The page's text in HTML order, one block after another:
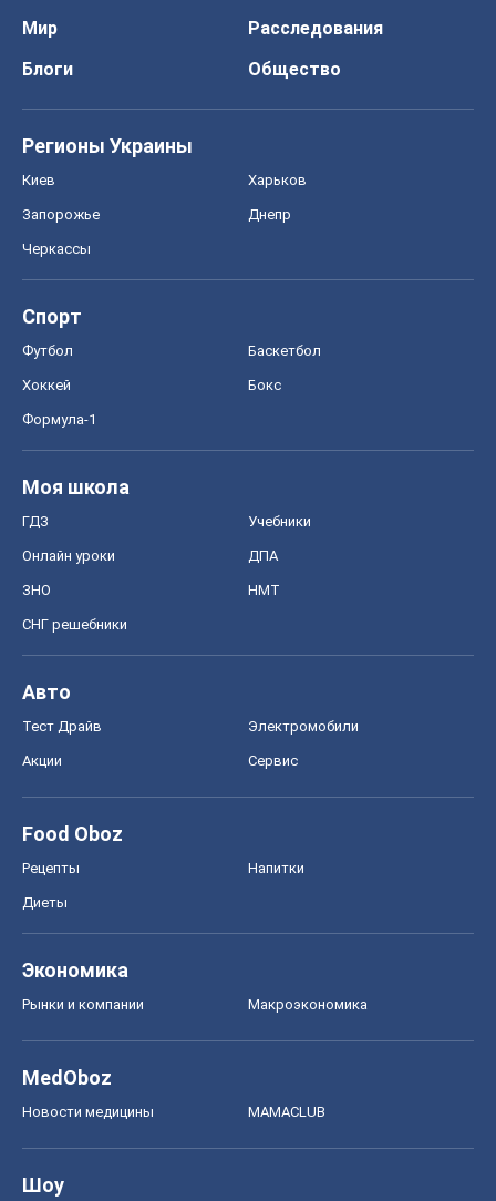
Мир
Расследования
Блоги
Общество
Регионы Украины
Киев Харьков
Запорожье Днепр
Черкассы
Спорт
Футбол Баскетбол
Хоккей Бокс
Формула-1
Моя школа
ГДЗ Учебники
Онлайн уроки ДПА
ЗНО НМТ
СНГ решебники
Авто
Тест Драйв Электромобили
Акции Сервис
Food Oboz
Рецепты Напитки
Диеты
Экономика
Рынки и компании Mакроэкономика
MedOboz
Новости медицины MAMACLUB
Шоу